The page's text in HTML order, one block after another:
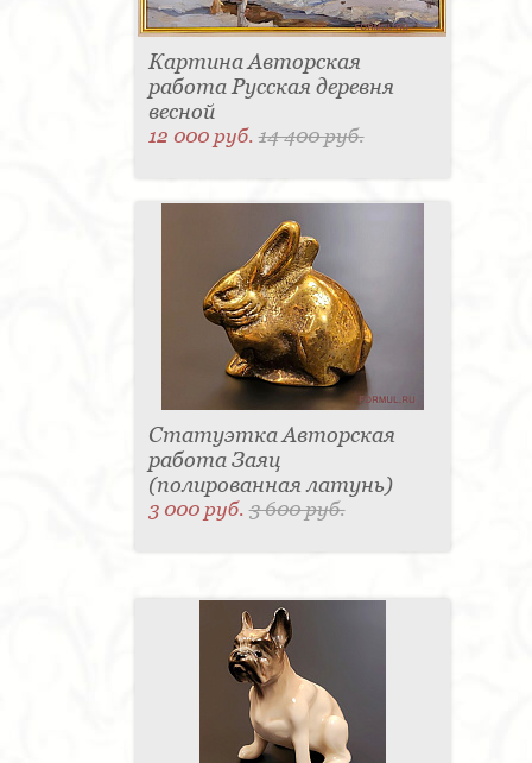
Картина Авторская
работа Русская деревня
весной
12 000 руб.14 400 руб.
Статуэтка Авторская
работа Заяц
(полированная латунь)
3 000 руб.3 600 руб.